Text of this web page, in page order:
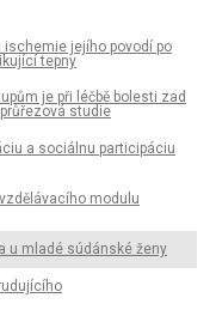
jejího povodí po
tepny
je při léčbě bolesti zad
studie
a sociálnu participáciu
modulu
u mladé súdánské ženy